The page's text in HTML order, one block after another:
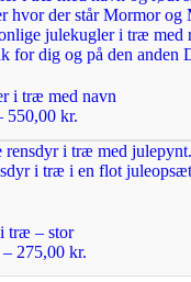
i træ med navn
550,00 kr.
træ – stor
– 275,00 kr.